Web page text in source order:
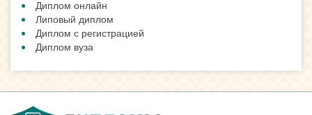
Для чего покупают аттестаты
Подлинный диплом, какой он?
ПОЛЕЗНЫЕ СТАТЬИ